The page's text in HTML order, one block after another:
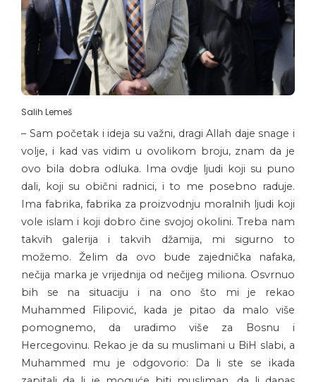
Salih Lemeš
– Sam početak i ideja su važni, dragi Allah daje snage i
volje, i kad vas vidim u ovolikom broju, znam da je
ovo bila dobra odluka. Ima ovdje ljudi koji su puno
dali, koji su obični radnici, i to me posebno raduje.
Ima fabrika, fabrika za proizvodnju moralnih ljudi koji
vole islam i koji dobro čine svojoj okolini. Treba nam
takvih galerija i takvih džamija, mi sigurno to
možemo. Želim da ovo bude zajednička nafaka,
nečija marka je vrijednija od nečijeg miliona. Osvrnuo
bih se na situaciju i na ono što mi je rekao
Muhammed Filipović, kada je pitao da malo više
pomognemo, da uradimo više za Bosnu i
Hercegovinu. Rekao je da su muslimani u BiH slabi, a
Muhammed mu je odgovorio: Da li ste se ikada